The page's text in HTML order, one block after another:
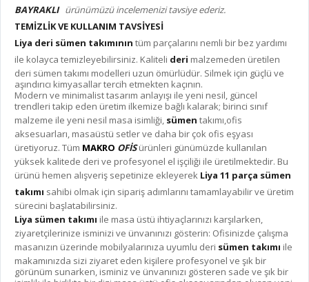
BAYRAKLI ürünümüzü incelemenizi tavsiye ederiz.
TEMİZLİK VE KULLANIM TAVSİYESİ
Liya deri sümen takımının tüm parçalarını nemli bir bez yardımı
ile kolayca temizleyebilirsiniz. Kaliteli deri malzemeden üretilen
deri sümen takımı modelleri uzun ömürlüdür. Silmek için güçlü ve
aşındırıcı kimyasallar tercih etmekten kaçının.
Modern ve minimalist tasarım anlayışı ile yeni nesil, güncel
trendleri takip eden üretim ilkemize bağlı kalarak; birinci sınıf
malzeme ile yeni nesil masa isimliği, sümen takımı,ofis
aksesuarları, masaüstü setler ve daha bir çok ofis eşyası
üretiyoruz. Tüm MAKRO OFİSürünleri günümüzde kullanılan
yüksek kalitede deri ve profesyonel el işçiliği ile üretilmektedir. Bu
ürünü hemen alışveriş sepetinize ekleyerek Liya 11 parça sümen
takımı sahibi olmak için sipariş adımlarını tamamlayabilir ve üretim
sürecini başlatabilirsiniz.
Liya sümen takımı ile masa üstü ihtiyaçlarınızı karşılarken,
ziyaretçilerinize isminizi ve ünvanınızı gösterin: Ofisinizde çalışma
masanızın üzerinde mobilyalarınıza uyumlu deri sümen takımı ile
makamınızda sizi ziyaret eden kişilere profesyonel ve şık bir
görünüm sunarken, isminiz ve ünvanınızı gösteren sade ve şık bir